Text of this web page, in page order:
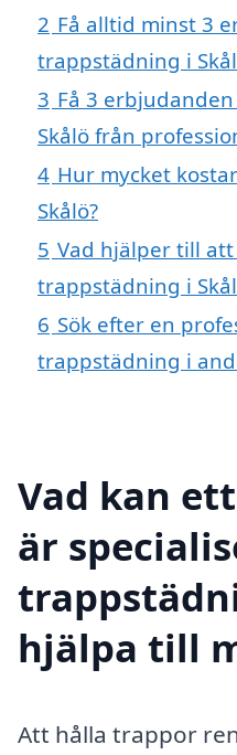
2 Få alltid minst 3
trappstädning i
3 Få 3
Skålö från
4 Hur mycket
Skålö?
5 Vad hjälper till
trappstädning i
6 Sök efter en
trappstädning i
Vad kan
är
hjälpa till
Att hålla trappor